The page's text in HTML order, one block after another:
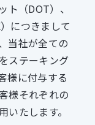
ト（DOT）、
につきまして
当社が全ての
ステーキング
様に付与する
様それぞれの
たします。